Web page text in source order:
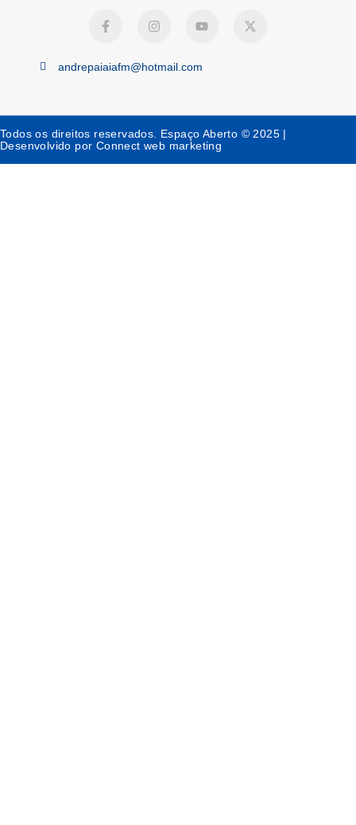
andrepaiaiafm@hotmail.com
Todos os direitos reservados. Espaço Aberto © 2025 |
Desenvolvido por Connect web marketing